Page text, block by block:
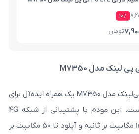
مودم 4G قابل حمل تی‌پی‌لینک مدل M7350 یک همراه ایده‌آل برای
کاربران در حال حرکت است. این مودم با پشتیبانی از شبکه 4G
LTE، سرعت دانلود تا 150 مگابیت بر ثانیه و آپلود تا 50 مگابیت بر